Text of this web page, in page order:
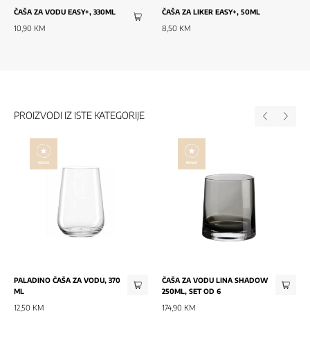
ČAŠA ZA VODU EASY+, 330ML
10,90 KM
ČAŠA ZA LIKER EASY+, 50ML
8,50 KM
PROIZVODI IZ ISTE KATEGORIJE
NOVO
PALADINO ČAŠA ZA VODU, 370
ML
12,50 KM
NOVO
ČAŠA ZA VODU LINA SHADOW
250ML, SET OD 6
174,90 KM